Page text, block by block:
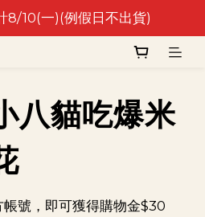
8/10(一)(例假日不出貨)
8/10(一)(例假日不出貨)
到貨依物流作業時間為準⚠️
八貓吃爆米
號，即可獲得購物金$30